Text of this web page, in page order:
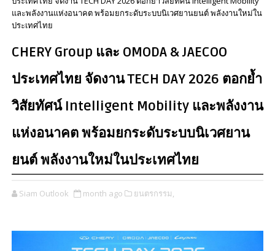
และพลังงานแห่งอนาคต พร้อมยกระดับระบบนิเวศยานยนต์ พลังงานใหม่ใน
ประเทศไทย
CHERY Group และ OMODA & JAECOO
ประเทศไทย จัดงาน TECH DAY 2026 ตอกย้ำ
วิสัยทัศน์ Intelligent Mobility และพลังงาน
แห่งอนาคต พร้อมยกระดับระบบนิเวศยาน
ยนต์ พลังงานใหม่ในประเทศไทย
Siam Outlook month ago ยนตรกรรม,